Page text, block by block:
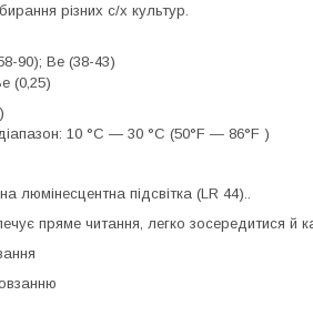
різних с/х культур.
90); Be (38-43)
(0,25)
10 °C ― 30 °C (50°F — 86°F )
люмінесцентна підсвітка (LR 44)..
пряме читання, легко зосередитися й